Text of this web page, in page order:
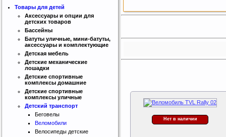
Нет в наличии
Товары для детей
Аксессуары и опции для
детских товаров
Бассейны
Батуты уличные, мини-батуты,
аксессуары и комплектующие
Детская мебель
Детские механические
лошадки
Детские спортивные
комплексы домашние
Детские спортивные
комплексы уличные
Детский транспорт
Беговелы
Веломобили
Велосипеды детские